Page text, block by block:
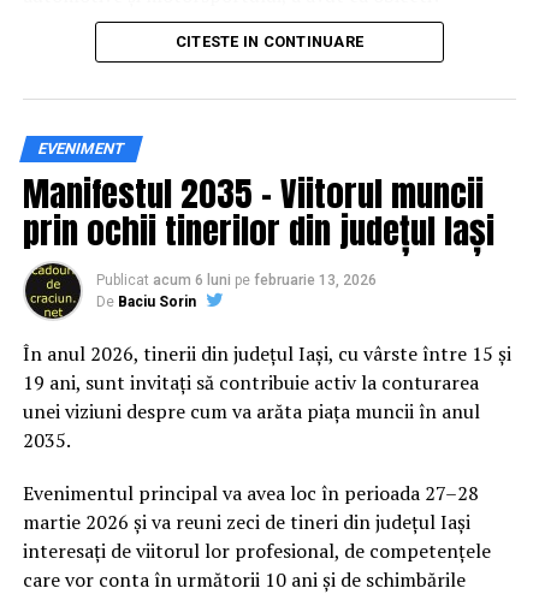
principal transformarea prevenției într-o experiență
practică și accesibilă publicului larg.
Siguranța rutieră, adusă mai
aproape de comunitate
Datele privind accidentele rutiere din România continuă
să evidențieze necesitatea unor inițiative de educație și
prevenție. În 2025, peste 3.000 de persoane au fost
rănite grav în accidente rutiere, iar mai mult de 1.300 și-
au pierdut viața pe șoselele din țară.
În acest context, campania „Condu Prudent! Alege
Viața!” își propune să transforme informația teoretică
într-o experiență directă, prin simulări și demonstrații
care îi ajută pe participanți să înțeleagă concret
impactul deciziilor luate în trafic.
CITESTE IN CONTINUARE
EVENIMENT
Manifestul 2035 – Viitorul muncii
prin ochii tinerilor din județul Iași
Publicat acum 6 luni pe februarie 13, 2026
De Baciu Sorin
În anul 2026, tinerii din județul Iași, cu vârste între 15 și
19 ani, sunt invitați să contribuie activ la conturarea
unei viziuni despre cum va arăta piața muncii în anul
2035.
Evenimentul principal va avea loc în perioada 27–28
martie 2026 și va reuni zeci de tineri din județul Iași
interesați de viitorul lor profesional, de competențele
care vor conta în următorii 10 ani și de schimbările